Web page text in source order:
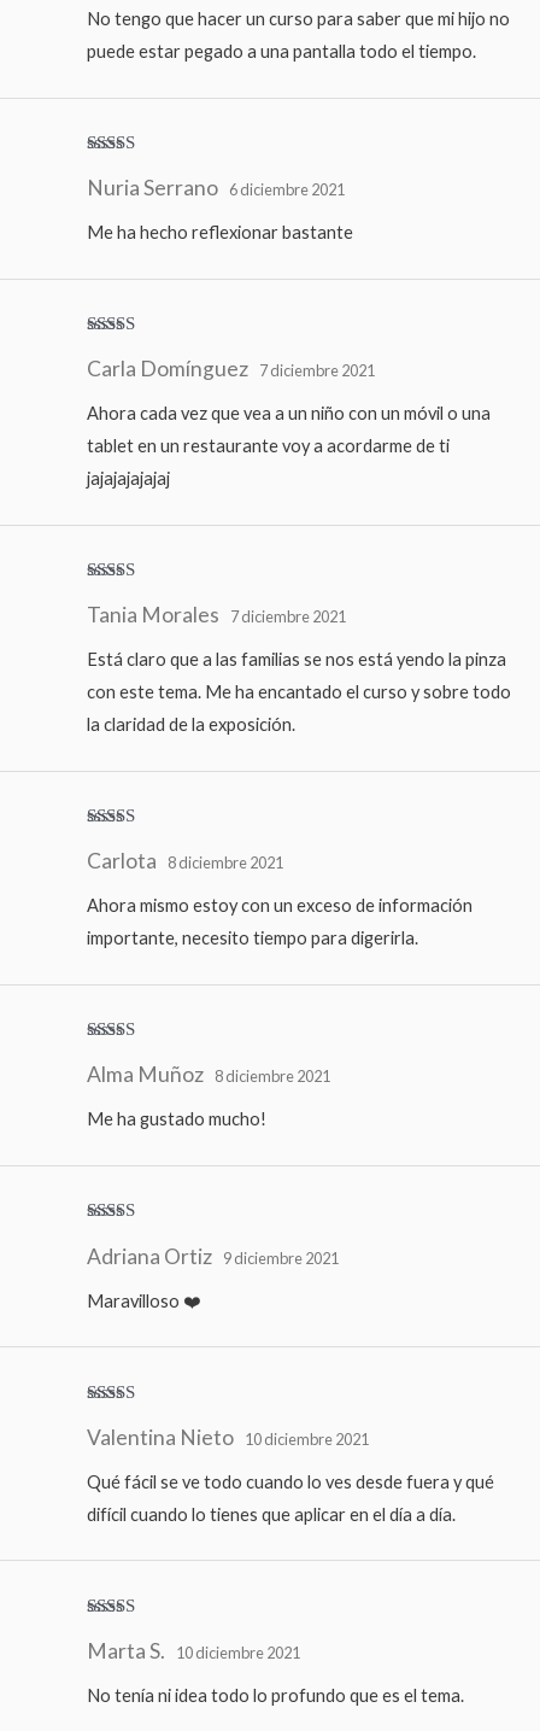
No tengo que hacer un curso para saber que mi hijo no
puede estar pegado a una pantalla todo el tiempo.
con5de 5
Nuria Serrano 6 diciembre 2021
Me ha hecho reflexionar bastante
con5de 5
Carla Domínguez 7 diciembre 2021
Ahora cada vez que vea a un niño con un móvil o una
tablet en un restaurante voy a acordarme de ti
jajajajajajaj
con5de 5
Tania Morales 7 diciembre 2021
Está claro que a las familias se nos está yendo la pinza
con este tema. Me ha encantado el curso y sobre todo
la claridad de la exposición.
con5de 5
Carlota 8 diciembre 2021
Ahora mismo estoy con un exceso de información
importante, necesito tiempo para digerirla.
con5de 5
Alma Muñoz 8 diciembre 2021
Me ha gustado mucho!
con5de 5
Adriana Ortiz 9 diciembre 2021
Maravilloso ❤️
con4de
5
Valentina Nieto 10 diciembre 2021
Qué fácil se ve todo cuando lo ves desde fuera y qué
difícil cuando lo tienes que aplicar en el día a día.
con4de
5
Marta S. 10 diciembre 2021
No tenía ni idea todo lo profundo que es el tema.